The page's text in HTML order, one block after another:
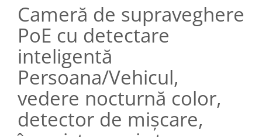
Cameră de supraveghere
PoE cu detectare
inteligentă
Persoana/Vehicul,
vedere nocturnă color,
detector de mișcare,